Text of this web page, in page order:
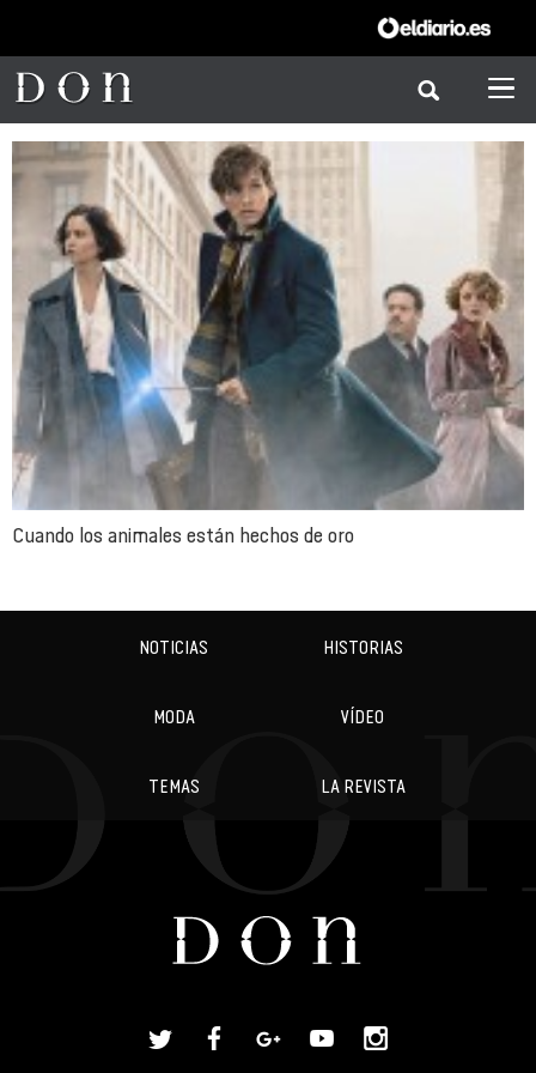
Cuando los animales están hechos de oro
NOTICIAS HISTORIAS
MODA VÍDEO
TEMAS LA REVISTA